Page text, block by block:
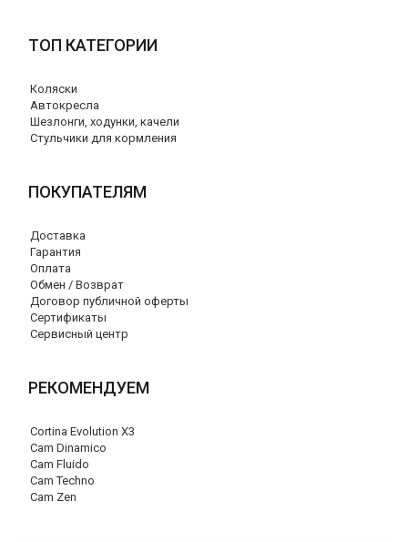
ТОП КАТЕГОРИИ
Коляски
Автокресла
Шезлонги, ходунки, качели
Стульчики для кормления
ПОКУПАТЕЛЯМ
Доставка
Гарантия
Оплата
Обмен / Возврат
Договор публичной оферты
Сертификаты
Сервисный центр
РЕКОМЕНДУЕМ
Cortina Evolution X3
Cam Dinamico
Cam Fluido
Cam Techno
Cam Zen